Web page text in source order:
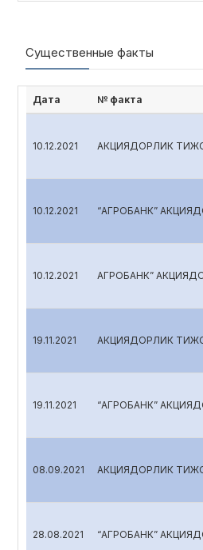
Существенные факты
Дата № факта
10.12.2021 АКЦИЯДОРЛИК
10.12.2021 “АГРОБАНК”
10.12.2021 АГРОБАНК”
19.11.2021 АКЦИЯДОРЛИК
19.11.2021 “АГРОБАНК”
08.09.2021 АКЦИЯДОРЛИК
28.08.2021 “АГРОБАНК”